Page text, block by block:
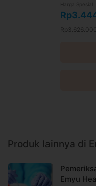
Harga Spesial
Produk lainnya di
Emyu